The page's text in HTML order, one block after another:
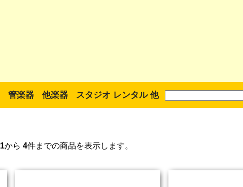
管楽器 他楽器 スタジオ レンタル 他
1から 4件までの商品を表示します。